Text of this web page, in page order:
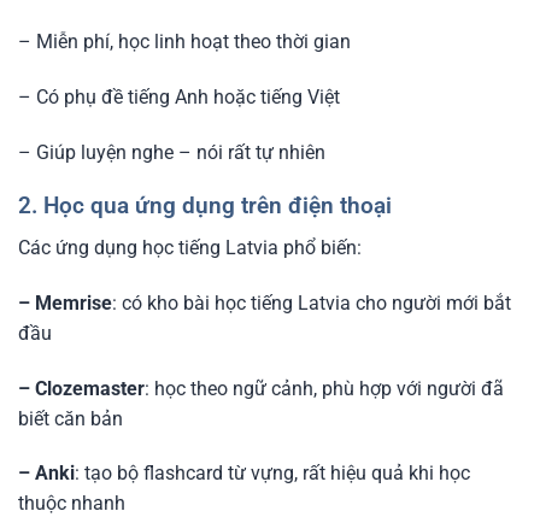
– Miễn phí, học linh hoạt theo thời gian
– Có phụ đề tiếng Anh hoặc tiếng Việt
– Giúp luyện nghe – nói rất tự nhiên
2. Học qua ứng dụng trên điện thoại
Các ứng dụng học tiếng Latvia phổ biến:
– Memrise: có kho bài học tiếng Latvia cho người mới bắt
đầu
– Clozemaster: học theo ngữ cảnh, phù hợp với người đã
biết căn bản
– Anki: tạo bộ flashcard từ vựng, rất hiệu quả khi học
thuộc nhanh